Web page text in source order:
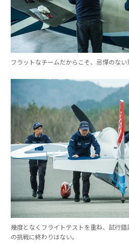
フラットなチームだからこそ、忌憚のない
幾度となくフライトテストを重ね、試行
の挑戦に終わりはない。